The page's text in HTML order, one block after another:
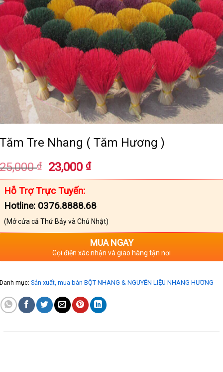
Tăm Tre Nhang ( Tăm Hương )
25,000₫
Giá
gốc
là:
25,000 ₫.
23,000₫Giá
hiện
là:
23,000 ₫.
Hỗ Trợ Trực Tuyến:
Hotline: 0376.8888.68
(Mở cửa cả Thứ Bảy và Chủ Nhật)
MUA NGAY
Gọi điện xác nhận và giao hàng tận nơi
Danh mục: Sản xuất, mua bán BỘT NHANG & NGUYÊN LIỆU NHANG HƯƠNG